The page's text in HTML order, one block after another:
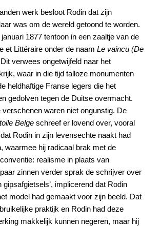
werk besloot Rodin dat zijn
was om de wereld getoond te worden.
1877 tentoon in een zaaltje van de
et Littéraire onder de naam Le vaincu (De
verwees ongetwijfeld naar het
waar in die tijd talloze monumenten
heldhaftige Franse legers die het
gedolven tegen de Duitse overmacht.
verschenen waren niet ongunstig. De
Belgeschreef er lovend over, vooral
dat Rodin in zijn levensechte naakt had
waarmee hij radicaal brak met de
realisme in plaats van
zinnen verder sprak de schrijver over
gipsafgietsels’, implicerend dat Rodin
model had gemaakt voor zijn beeld. Dat
praktijk en Rodin had deze
makkelijk kunnen negeren, maar hij